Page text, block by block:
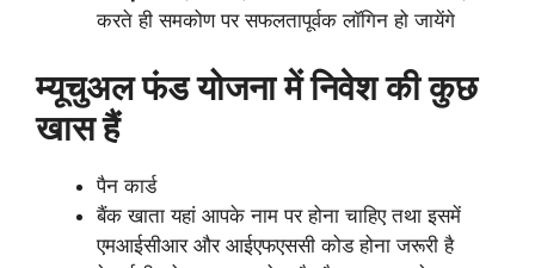
करते ही समकोण पर सफलतापूर्वक लॉगिन हो जायेंगे
म्यूचुअल फंड योजना में निवेश की कुछ
खास हैं
पैन कार्ड
बैंक खाता यहां आपके नाम पर होना चाहिए तथा इसमें
एमआईसीआर और आईएफएससी कोड होना जरूरी है